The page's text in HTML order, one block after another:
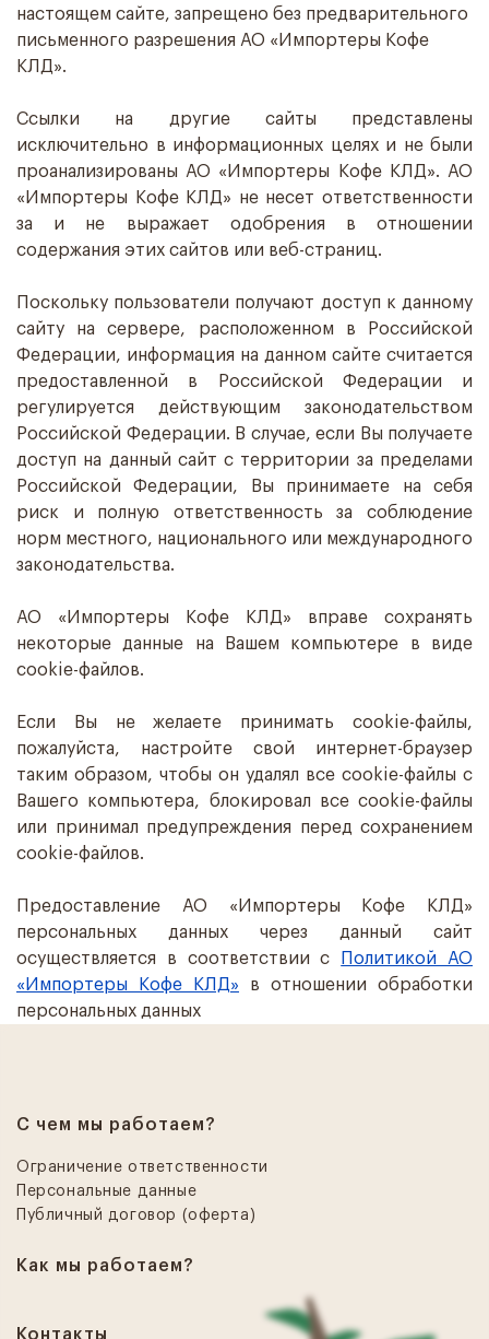
настоящем сайте, запрещено без предварительного
письменного разрешения АО «Импортеры Кофе
КЛД».
Ссылки на другие сайты представлены
исключительно в информационных целях и не были
проанализированы АО «Импортеры Кофе КЛД». АО
«Импортеры Кофе КЛД» не несет ответственности
за и не выражает одобрения в отношении
содержания этих сайтов или веб-страниц.
Поскольку пользователи получают доступ к данному
сайту на сервере, расположенном в Российской
Федерации, информация на данном сайте считается
предоставленной в Российской Федерации и
регулируется действующим законодательством
Российской Федерации. В случае, если Вы получаете
доступ на данный сайт с территории за пределами
Российской Федерации, Вы принимаете на себя
риск и полную ответственность за соблюдение
норм местного, национального или международного
законодательства.
АО «Импортеры Кофе КЛД» вправе сохранять
некоторые данные на Вашем компьютере в виде
cookie-файлов.
Если Вы не желаете принимать cookie-файлы,
пожалуйста, настройте свой интернет-браузер
таким образом, чтобы он удалял все cookie-файлы с
Вашего компьютера, блокировал все cookie-файлы
или принимал предупреждения перед сохранением
cookie-файлов.
Предоставление АО «Импортеры Кофе КЛД»
персональных данных через данный сайт
осуществляется в соответствии с
Политикой АО
«Импортеры Кофе КЛД» в отношении обработки
персональных данных
С чем мы работаем?
Ограничение ответственности
Персональные данные
Публичный договор (оферта)
Как мы работаем?
Контакты